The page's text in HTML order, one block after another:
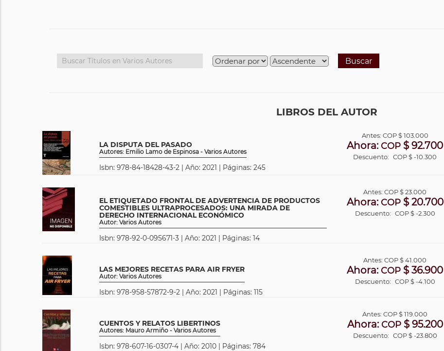
Buscar
LIBROS DEL AUTOR
LA DISPUTA DEL PASADO
Autores: Emilio Lamo de Espinosa - Varios Autores
Isbn: 978-84-18428-43-2 | Año: 2021 | Páginas: 245
Antes: COP$ 103.000
Ahora: COP $ 92.700
Descuento: COP $ -10.300
EL ETIQUETADO FRONTAL DE ADVERTENCIA DE PRODUCTOS
COMESTIBLES ULTRAPROCESADOS: UNA MIRADA DE
DERECHO INTERNACIONAL ECONÓMICO
Autor: Varios Autores
Isbn: 978-92-0-095671-3 | Año: 2021 | Páginas: 14
Antes:COP$ 23.000
Ahora: COP$ 20.700
Descuento: COP $ -2.300
LAS MEJORES RECETAS PARA AIR FRYER
Autor: Varios Autores
Isbn: 978-958-57872-9-2 | Año: 2021 | Páginas: 115
Antes:COP$ 41.000
Ahora: COP $ 36.900
Descuento: COP $ -4.100
CUENTOS Y RELATOS LIBERTINOS
Autores: Mauro Armiño - Varios Autores
Isbn: 978-607-16-0307-4 | Año: 2010 | Páginas: 784
Antes:COP$ 119.000
Ahora: COP$ 95.200
Descuento: COP $ -23.800